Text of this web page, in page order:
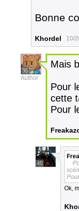
Bonne
Khordel 10/
35
Author
Mais
Pour
cette
Pour
45
Ok,